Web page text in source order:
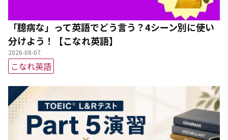
「臆病な」って英語でどう言う？4シーン別に使い
分けよう！【こなれ英語】
2026-08-07
こなれ英語